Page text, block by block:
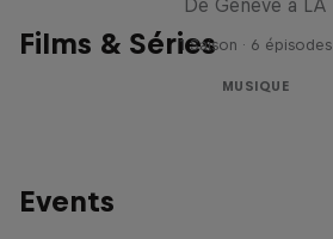
Films & Séries
De Genève à LA
1 Saison · 6 épisodes
MUSIQUE
Events